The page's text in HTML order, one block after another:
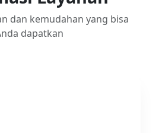
dan kemudahan yang bisa
dapatkan